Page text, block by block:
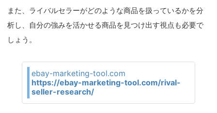
また、ライバルセラーがどのような商品を扱っているかを分
析し、自分の強みを活かせる商品を見つけ出す視点も必要で
しょう。
ebay-marketing-tool.com
https://ebay-marketing-tool.com/rival-
seller-research/